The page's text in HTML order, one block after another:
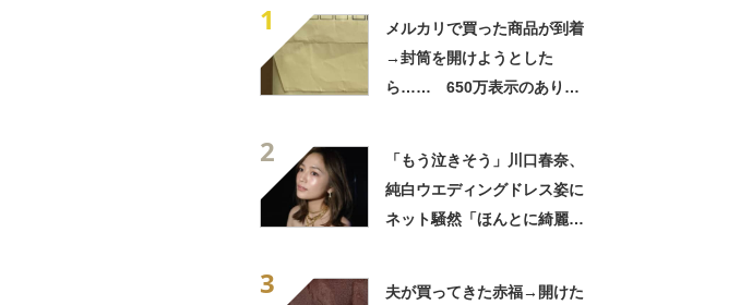
1
メルカリで買った商品が到着
→封筒を開けようとした
ら…… 650万表示のありえ
2
「もう泣きそう」川口春奈、
純白ウエディングドレス姿に
ネット騒然「ほんとに綺麗」
3
夫が買ってきた赤福→開けた